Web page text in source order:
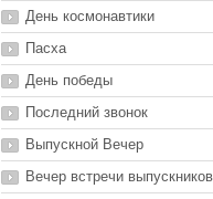
День космонавтики
Пасха
День победы
Последний звонок
Выпускной Вечер
Вечер встречи выпускников